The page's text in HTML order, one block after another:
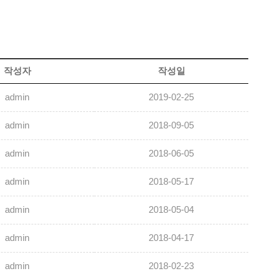
작성자 작성일
admin 2019-02-25
admin 2018-09-05
admin 2018-06-05
admin 2018-05-17
admin 2018-05-04
admin 2018-04-17
admin 2018-02-23